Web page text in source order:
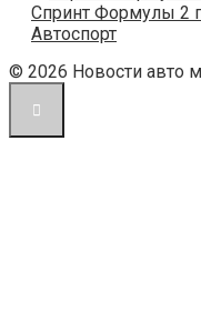
Спринт Формулы 2
Автоспорт
© 2026 Новости авто